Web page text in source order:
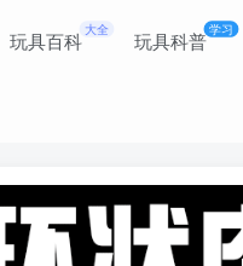
玩具百科 大全 玩具科普学习